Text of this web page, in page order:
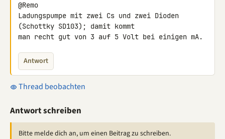
@Remo
Ladungspumpe mit zwei Cs und zwei Dioden
(Schottky SD103); damit kommt
man recht gut von 3 auf 5 Volt bei einigen mA.
Antwort
Thread beobachten
Antwort schreiben
Bitte melde dich an, um einen Beitrag zu schreiben.